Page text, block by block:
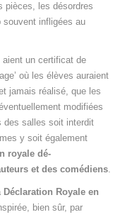
pièces, les désordres
infligées au
un certificat de
où les élèves auraient
jamais réalisé, que les
modifiées
des salles soit interdit
y soit également
royale dé-
et des comédiens.
Déclaration Royale en
bien sûr, par